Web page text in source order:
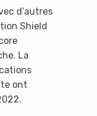
d’autres
Shield
La
ont